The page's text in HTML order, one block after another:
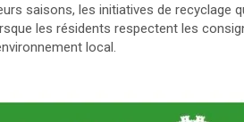
saisons, les initiatives de recyclage
les résidents respectent les
local.